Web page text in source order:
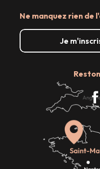
Ne manquez rien
Je